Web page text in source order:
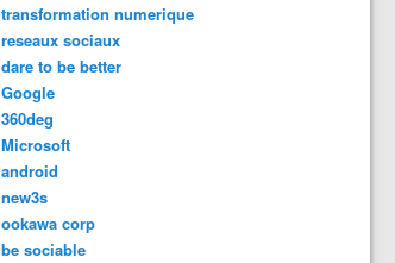
transformation numerique
reseaux sociaux
dare to be better
Google
360deg
Microsoft
android
new3s
ookawa corp
be sociable